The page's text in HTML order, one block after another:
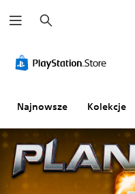
y
s
k
a
Najnowsze Kolekcje